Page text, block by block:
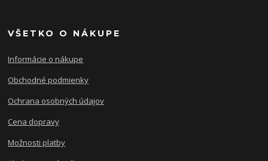
VŠETKO O NÁKUPE
Informácie o nákupe
Obchodné podmienky
Ochrana osobných údajov
Cena dopravy
Možnosti platby